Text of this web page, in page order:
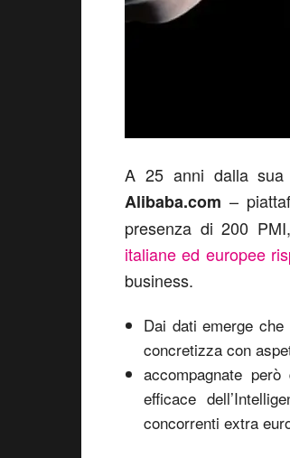
A 25 anni dalla sua
Alibaba.com–
presenza di 200
italiane ed europee
business.
Dai dati emerge
concretizza con
accompagnate
efficace
concorrenti extra